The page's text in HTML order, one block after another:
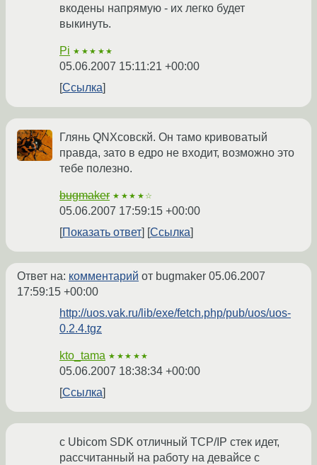
вкодены напрямую - их легко будет
выкинуть.
Pi ★★★★★
05.06.2007 15:11:21 +00:00
Ссылка
Глянь QNXсовскй. Он тамо кривоватый
правда, зато в едро не входит, возможно это
тебе полезно.
bugmaker ★★★★☆
05.06.2007 17:59:15 +00:00
Показать ответ
Ссылка
Ответ на: комментарий от bugmaker 05.06.2007
17:59:15 +00:00
http://uos.vak.ru/lib/exe/fetch.php/pub/uos/uos-
0.2.4.tgz
kto_tama ★★★★★
05.06.2007 18:38:34 +00:00
Ссылка
с Ubicom SDK отличный TCP/IP стек идет,
рассчитанный на работу на девайсе с